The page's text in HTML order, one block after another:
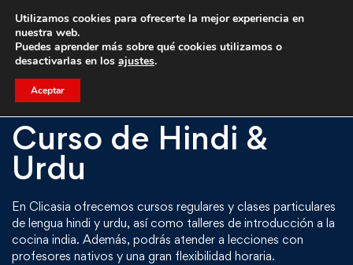
Trae a un amigo y llevaos un total de 75€ de descuento.
Curso de Hindi &
Urdu
En Clicasia ofrecemos cursos regulares y clases particulares
de lengua hindi y urdu, así como talleres de introducción a la
cocina india. Además, podrás atender a lecciones con
profesores nativos y una gran flexibilidad horaria.
Utilizamos cookies para ofrecerte la mejor experiencia en
nuestra web.
Puedes aprender más sobre qué cookies utilizamos o
desactivarlas en los ajustes.
Aceptar